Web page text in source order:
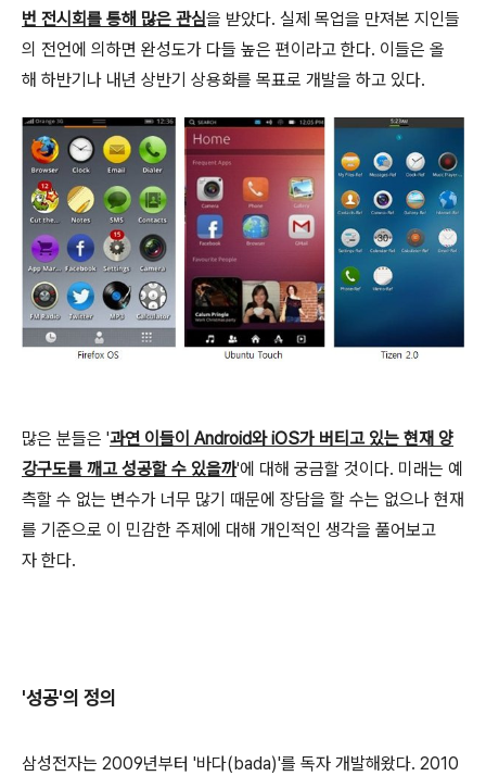
번 전시회를 통해 많은 관심을 받았다. 실제 목업을 만져본 지인들
의 전언에 의하면 완성도가 다들 높은 편이라고 한다. 이들은 올
해 하반기나 내년 상반기 상용화를 목표로 개발을 하고 있다.
많은 분들은 '과연 이들이 Android와 iOS가 버티고 있는 현재 양
강구도를 깨고 성공할 수 있을까'에 대해 궁금할 것이다. 미래는 예
측할 수 없는 변수가 너무 많기 때문에 장담을 할 수는 없으나 현재
를 기준으로 이 민감한 주제에 대해 개인적인 생각을 풀어보고
자 한다.
'성공'의 정의
삼성전자는 2009년부터 '바다(bada)'를 독자 개발해왔다. 2010